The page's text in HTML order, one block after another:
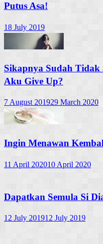
Putus Asa!
18 July 2019
Sikapnya Sudah
Aku Give Up?
7 August 201929 March 2020
Ingin Menawan
11 April 202010 April 2020
Dapatkan Semula Si
12 July 201912 July 2019